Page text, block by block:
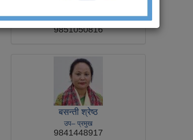
नगर प्रमुख
9851050816
बसन्ती श्रेष्ठ
उप– प्रमुख
9841448917